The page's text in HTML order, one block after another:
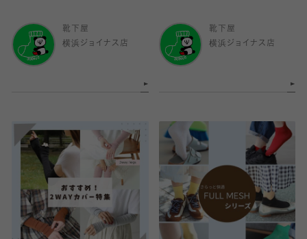
靴下屋
横浜ジョイナス店
靴下屋
横浜ジョイナス店